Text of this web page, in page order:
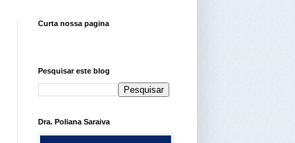
Curta nossa pagina
Pesquisar este blog
Dra. Poliana Saraiva